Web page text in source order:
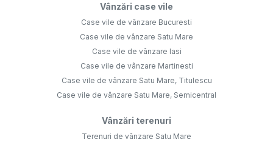
Vânzări case vile
Case vile de vânzare Bucuresti
Case vile de vânzare Satu Mare
Case vile de vânzare Iasi
Case vile de vânzare Martinesti
Case vile de vânzare Satu Mare, Titulescu
Case vile de vânzare Satu Mare, Semicentral
Vânzări terenuri
Terenuri de vânzare Satu Mare